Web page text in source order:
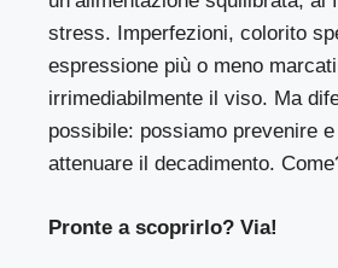
stress. Imperfezioni, colorito
espressione più o meno
irrimediabilmente il viso. Ma
possibile: possiamo prevenire
attenuare il decadimento.
Pronte a scoprirlo? Via!